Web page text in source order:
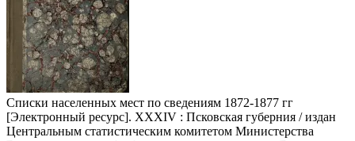
Списки населенных мест по сведениям 1872-1877 гг
[Электронный ресурс]. XXXIV : Псковская губерния / издан
Центральным статистическим комитетом Министерства